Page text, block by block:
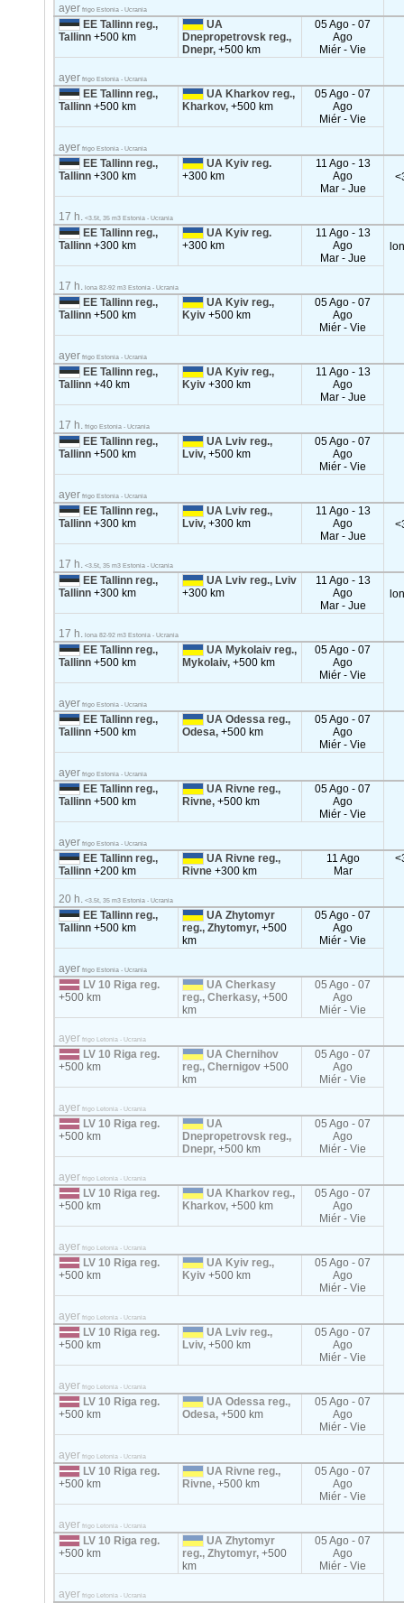
ayer frigo Estonia - Ucrania
EE Tallinn reg.,
Tallinn+500 km
UA
Dnepropetrovsk reg.,
Dnepr,+500 km
05 Ago - 07
Ago
Miér - Vie
ayer frigo Estonia - Ucrania
EE Tallinn reg.,
Tallinn+500 km
UA Kharkov reg.,
Kharkov,+500 km
05 Ago - 07
Ago
Miér - Vie
ayer frigo Estonia - Ucrania
EE Tallinn reg.,
Tallinn+300 km
UA Kyiv reg.
+300 km
11 Ago - 13
Ago
Mar - Jue
17 h. <3.5t, 35 m3 Estonia - Ucrania
EE Tallinn reg.,
Tallinn+300 km
UA Kyiv reg.
+300 km
11 Ago - 13
Ago
Mar - Jue
17 h. lona 82-92 m3 Estonia - Ucrania
EE Tallinn reg.,
Tallinn+500 km
UA Kyiv reg.,
Kyiv+500 km
05 Ago - 07
Ago
Miér - Vie
ayer frigo Estonia - Ucrania
EE Tallinn reg.,
Tallinn+40 km
UA Kyiv reg.,
Kyiv+300 km
11 Ago - 13
Ago
Mar - Jue
17 h. frigo Estonia - Ucrania
EE Tallinn reg.,
Tallinn+500 km
UA Lviv reg.,
Lviv,+500 km
05 Ago - 07
Ago
Miér - Vie
ayer frigo Estonia - Ucrania
EE Tallinn reg.,
Tallinn+300 km
UA Lviv reg.,
Lviv,+300 km
11 Ago - 13
Ago
Mar - Jue
17 h. <3.5t, 35 m3 Estonia - Ucrania
EE Tallinn reg.,
Tallinn+300 km
UA Lviv reg., Lviv
+300 km
11 Ago - 13
Ago
Mar - Jue
17 h. lona 82-92 m3 Estonia - Ucrania
EE Tallinn reg.,
Tallinn+500 km
UA Mykolaiv reg.,
Mykolаiv,+500 km
05 Ago - 07
Ago
Miér - Vie
ayer frigo Estonia - Ucrania
EE Tallinn reg.,
Tallinn+500 km
UA Odessa reg.,
Odesa,+500 km
05 Ago - 07
Ago
Miér - Vie
ayer frigo Estonia - Ucrania
EE Tallinn reg.,
Tallinn+500 km
UA Rivne reg.,
Rivne,+500 km
05 Ago - 07
Ago
Miér - Vie
ayer frigo Estonia - Ucrania
EE Tallinn reg.,
Tallinn+200 km
UA Rivne reg.,
Rivne+300 km
11 Ago
Mar
20 h. <3.5t, 35 m3 Estonia - Ucrania
EE Tallinn reg.,
Tallinn+500 km
UA Zhytomyr
reg., Zhytomyr,+500
km
05 Ago - 07
Ago
Miér - Vie
ayer frigo Estonia - Ucrania
LV 10 Riga reg.
+500 km
UA Cherkasy
reg., Cherkasy,+500
km
05 Ago - 07
Ago
Miér - Vie
ayer frigo Letonia - Ucrania
LV 10 Riga reg.
+500 km
UA Chernihov
reg., Chernigov+500
km
05 Ago - 07
Ago
Miér - Vie
ayer frigo Letonia - Ucrania
LV 10 Riga reg.
+500 km
UA
Dnepropetrovsk reg.,
Dnepr,+500 km
05 Ago - 07
Ago
Miér - Vie
ayer frigo Letonia - Ucrania
LV 10 Riga reg.
+500 km
UA Kharkov reg.,
Kharkov,+500 km
05 Ago - 07
Ago
Miér - Vie
ayer frigo Letonia - Ucrania
LV 10 Riga reg.
+500 km
UA Kyiv reg.,
Kyiv+500 km
05 Ago - 07
Ago
Miér - Vie
ayer frigo Letonia - Ucrania
LV 10 Riga reg.
+500 km
UA Lviv reg.,
Lviv,+500 km
05 Ago - 07
Ago
Miér - Vie
ayer frigo Letonia - Ucrania
LV 10 Riga reg.
+500 km
UA Odessa reg.,
Odesa,+500 km
05 Ago - 07
Ago
Miér - Vie
ayer frigo Letonia - Ucrania
LV 10 Riga reg.
+500 km
UA Rivne reg.,
Rivne,+500 km
05 Ago - 07
Ago
Miér - Vie
ayer frigo Letonia - Ucrania
LV 10 Riga reg.
+500 km
UA Zhytomyr
reg., Zhytomyr,+500
km
05 Ago - 07
Ago
Miér - Vie
ayer frigo Letonia - Ucrania